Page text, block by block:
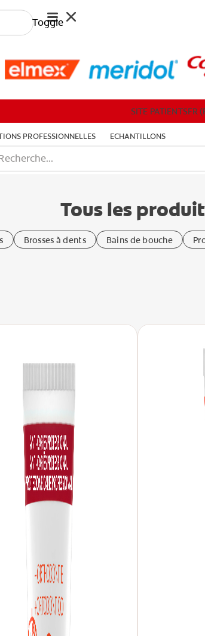
Toggle
RESSOURCES
SITE PATIENTSFR
PROFESSIONNELLES ECHANTILLONS
Tous les
Brosses à dents Bains de bouche